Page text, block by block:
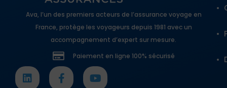
Ava, l’un des premiers acteurs de l’assurance voyage en
France, protège les voyageurs depuis 1981 avec un
accompagnement d’expert sur mesure.
Paiement en ligne 100% sécurisé